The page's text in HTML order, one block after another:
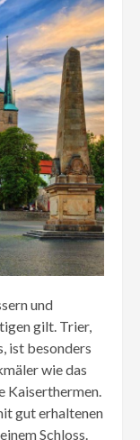
und
gilt. Trier,
ist besonders
wie das
Kaiserthermen.
gut erhaltenen
Schloss.